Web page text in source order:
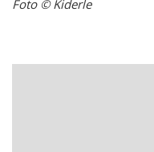
Foto © Kiderle